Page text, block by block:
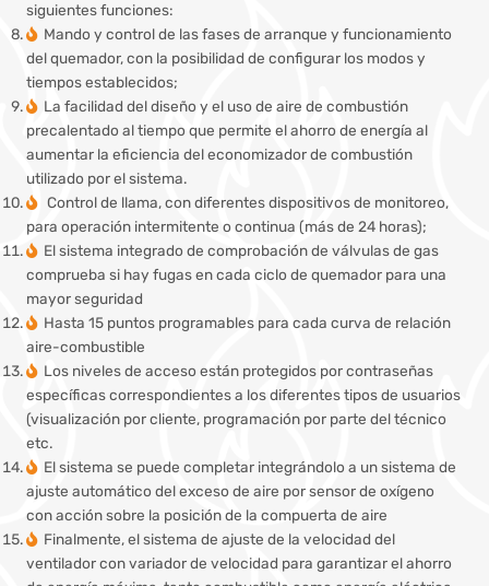
siguientes funciones:
Mando y control de las fases de arranque y funcionamiento
del quemador, con la posibilidad de configurar los modos y
tiempos establecidos;
La facilidad del diseño y el uso de aire de combustión
precalentado al tiempo que permite el ahorro de energía al
aumentar la eficiencia del economizador de combustión
utilizado por el sistema.
Control de llama, con diferentes dispositivos de monitoreo,
para operación intermitente o continua (más de 24 horas);
El sistema integrado de comprobación de válvulas de gas
comprueba si hay fugas en cada ciclo de quemador para una
mayor seguridad
Hasta 15 puntos programables para cada curva de relación
aire-combustible
Los niveles de acceso están protegidos por contraseñas
específicas correspondientes a los diferentes tipos de usuarios
(visualización por cliente, programación por parte del técnico
etc.
El sistema se puede completar integrándolo a un sistema de
ajuste automático del exceso de aire por sensor de oxígeno
con acción sobre la posición de la compuerta de aire
Finalmente, el sistema de ajuste de la velocidad del
ventilador con variador de velocidad para garantizar el ahorro